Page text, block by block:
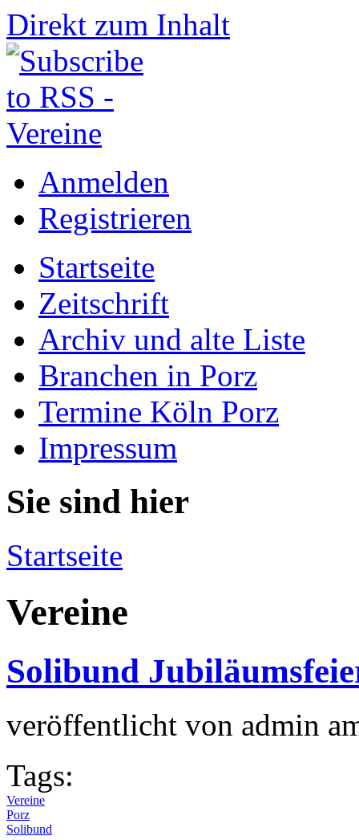
Direkt zum Inhalt
Anmelden
Registrieren
Startseite
Zeitschrift
Archiv und alte Liste
Branchen in Porz
Termine Köln Porz
Impressum
Sie sind hier
Startseite
Vereine
Solibund
veröffentlicht von admin
Tags:
Vereine
Porz
Solibund